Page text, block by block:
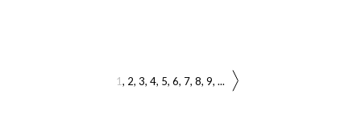
1 2 3 4 5 6 7 8 9 ...